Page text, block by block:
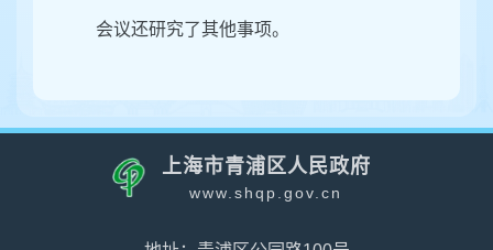
会议还研究了其他事项。
上海市青浦区人民政府
www.shqp.gov.cn